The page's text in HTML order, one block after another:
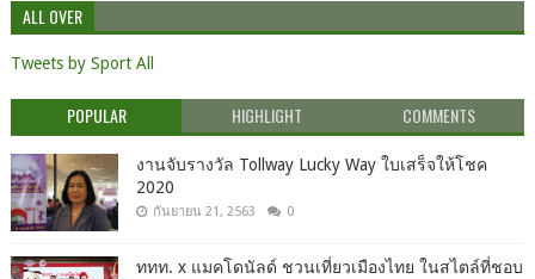
ALL OVER
Tweets by Sport All
POPULAR HIGHLIGHT COMMENTS
งานจับรางวัล Tollway Lucky Way ใบเสร็จให้โชค
2020
กันยายน 21, 2563 0
ททท. x แมคโดนัลด์ ชวนเที่ยวเมืองไทย ในสไตล์ที่ชอบ